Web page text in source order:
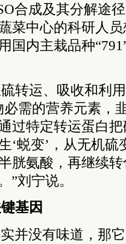
合成及其分解途
菜中心的科研人
国内主栽品种
转运、吸收和利
需的营养元素，
过特定转运蛋白
‘蜕变’，从无机
胱氨酸，再继续
”刘宁说。
基因
并没有味道，那